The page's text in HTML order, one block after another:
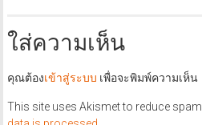
ใส่ความเห็น
คุณต้องเข้าสู่ระบบ เพื่อจะพิมพ์ความเห็น
This site uses Akismet to reduce spam.